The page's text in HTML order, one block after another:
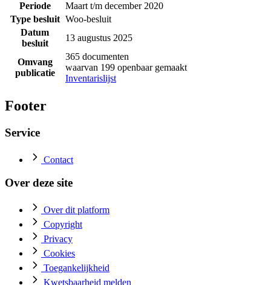
Periode
Maart t/m december 2020
Type besluit Woo-besluit
Datum
besluit
13 augustus 2025
Omvang
publicatie
365 documenten
waarvan 199 openbaar gemaakt
Inventarislijst
Footer
Service
Contact
Over deze site
Over dit platform
Copyright
Privacy
Cookies
Toegankelijkheid
Kwetsbaarheid melden